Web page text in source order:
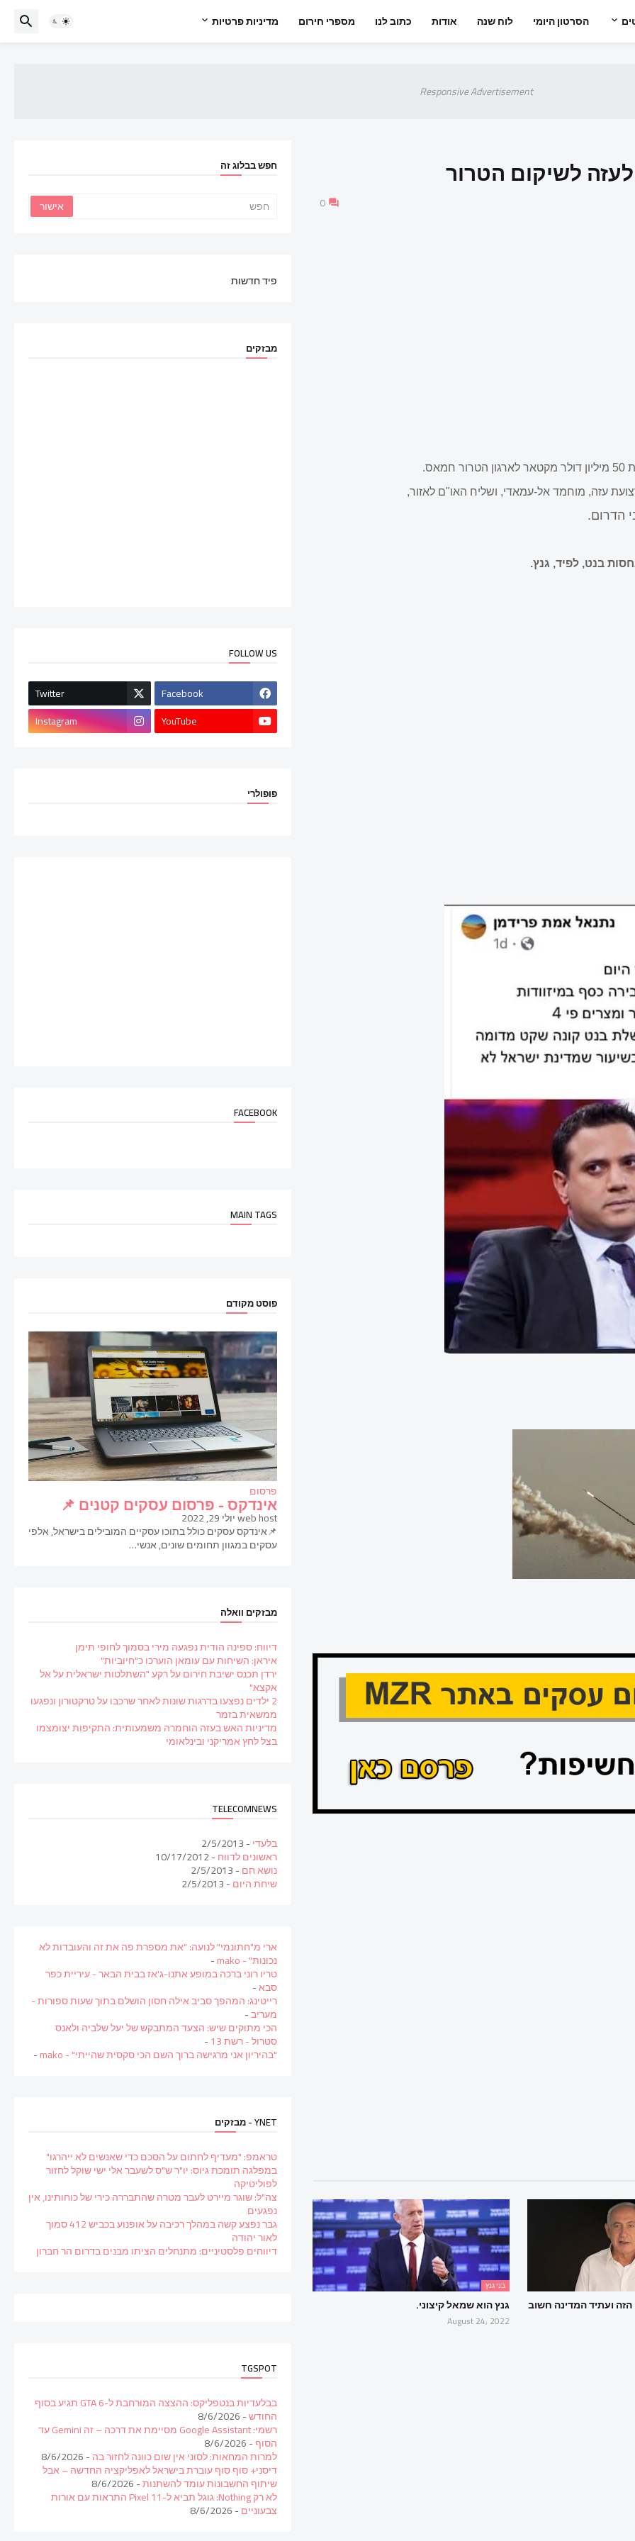
הסרטון היומי לוח שנה אודות כתוב לנו מספרי חירום מדיניות פרטיות
Responsive Advertisement
לשיקום הטרור
0
עזה, מוחמד אל-עמאדי, ושליח האו"ם לאזור,
הדרום.
ועתיד המדינה חשוב
בני גנץ
גנץ הוא שמאל קיצוני.
August 24, 2022
חפש בבלוג זה
פיד חדשות
מבזקים
FOLLOW US
Facebook
Twitter
YouTube
Instagram
פופולרי
FACEBOOK
MAIN TAGS
פוסט מקודם
פרסום
אינדקס - פרסום עסקים קטנים 📌
web hostיולי 29, 2022
📌אינדקס עסקים כולל בתוכו עסקיים המובילים בישראל, אלפי
עסקים במגוון תחומים שונים, אנשי…
מבזקים וואלה
דיווח: ספינה הודית נפגעה מירי בסמוך לחופי תימן
איראן: השיחות עם עומאן הוערכו כ"חיוביות"
ירדן תכנס ישיבת חירום על רקע "השתלטות ישראלית על אל
אקצא"
2 ילדים נפצעו בדרגות שונות לאחר שרכבו על טרקטורון ונפגעו
ממשאית בזמר
מדיניות האש בעזה הוחמרה משמעותית: התקיפות יצומצמו
בצל לחץ אמריקני ובינלאומי
TELECOMNEWS
בלעדי- 2/5/2013
ראשונים לדווח- 10/17/2012
נושא חם- 2/5/2013
שיחת היום- 2/5/2013
ארי מ"חתונמי" לנועה: "את מספרת פה את זה והעובדות לא
נכונות" - mako -
טריו רוני ברכה במופע אתנו-ג'אז בבית הבאר - עיריית כפר
סבא-
רייטינג: המהפך סביב אילה חסון הושלם בתוך שעות ספורות -
מעריב-
הכי מתוקים שיש: הצעד המתבקש של יעל שלביה ולאנס
סטרול - רשת 13 -
"בהיריון אני מרגישה ברוך השם הכי סקסית שהייתי" - mako -
YNET - מבזקים
טראמפ: "מעדיף לחתום על הסכם כדי שאנשים לא ייהרגו"
במפלגה תומכת גיוס: יו"ר ש"ס לשעבר אלי ישי שוקל לחזור
לפוליטיקה
צה"ל: שוגר מיירט לעבר מטרה שהתבררה כירי של כוחותינו, אין
נפגעים
גבר נפצע קשה במהלך רכיבה על אופנוע בכביש 412 סמוך
לאור יהודה
דיווחים פלסטיניים: מתנחלים הציתו מבנים בדרום הר חברון
TGSPOT
בבלעדיות בנטפליקס: ההצצה המורחבת ל-GTA 6 תגיע בסוף
החודש- 8/6/2026
רשמי: Google Assistant מסיימת את דרכה – זה Gemini עד
הסוף- 8/6/2026
למרות המחאות: לסוני אין שום כוונה לחזור בה- 8/6/2026
דיסני+ סוף סוף עוברת בישראל לאפליקציה החדשה – אבל
שיתוף החשבונות עומד להשתנות- 8/6/2026
לא רק Nothing: גוגל תביא ל-Pixel 11 התראות עם אורות
צבעוניים- 8/6/2026